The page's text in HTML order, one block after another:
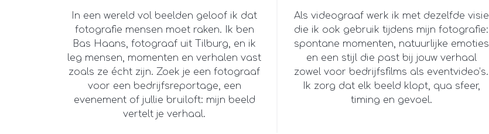
In een wereld vol beelden geloof ik dat
fotografie mensen moet raken. Ik ben
Bas Haans, fotograaf uit Tilburg, en ik
leg mensen, momenten en verhalen vast
zoals ze écht zijn. Zoek je een fotograaf
voor een bedrijfsreportage, een
evenement of jullie bruiloft: mijn beeld
vertelt je verhaal.
Als videograaf werk ik met dezelfde visie
die ik ook gebruik tijdens mijn fotografie:
spontane momenten, natuurlijke emoties
en een stijl die past bij jouw verhaal
zowel voor bedrijfsfilms als eventvideo’s.
Ik zorg dat elk beeld klopt, qua sfeer,
timing en gevoel.